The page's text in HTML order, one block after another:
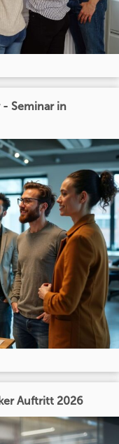
Seminar in
Auftritt 2026